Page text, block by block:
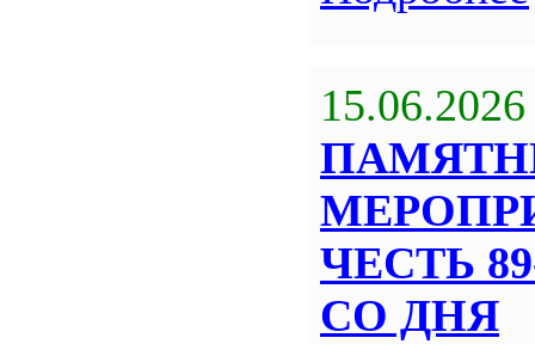
15.06.2026
ЧЕСТЬ
СО ДНЯ